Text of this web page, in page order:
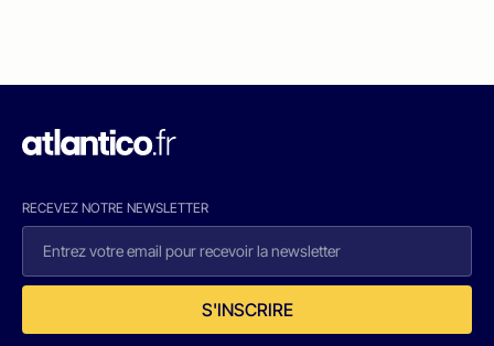
RECEVEZ NOTRE NEWSLETTER
S'INSCRIRE